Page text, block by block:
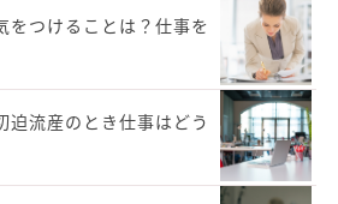
をつけることは？仕事を
迫流産のとき仕事はどう